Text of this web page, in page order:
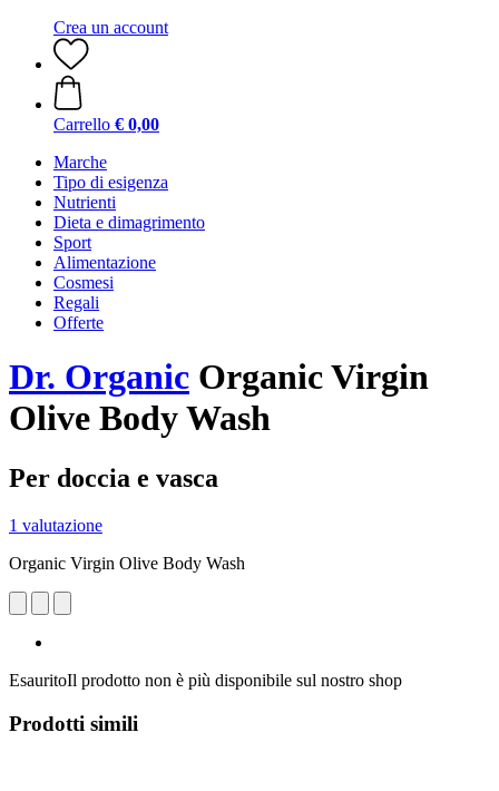
Crea un account
Carrello € 0,00
Marche
Tipo di esigenza
Nutrienti
Dieta e dimagrimento
Sport
Alimentazione
Cosmesi
Regali
Offerte
Dr. Organic Organic Virgin
Olive Body Wash
Per doccia e vasca
1 valutazione
Organic Virgin Olive Body Wash
EsauritoIl prodotto non è più disponibile sul nostro shop
Prodotti simili